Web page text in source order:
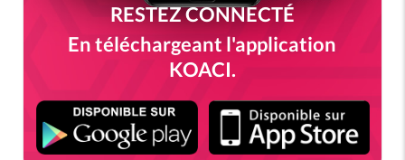
RESTEZ CONNECTÉ
En téléchargeant l'application
KOACI.